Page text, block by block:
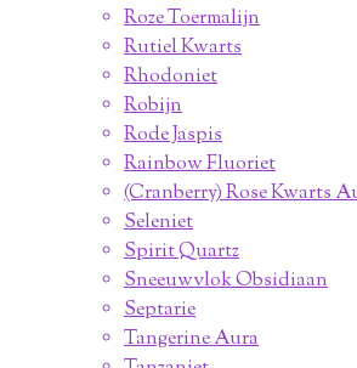
Roze Toermalijn
Rutiel Kwarts
Rhodoniet
Robijn
Rode Jaspis
Rainbow Fluoriet
(Cranberry) Rose Kwarts
Seleniet
Spirit Quartz
Sneeuwvlok Obsidiaan
Septarie
Tangerine Aura